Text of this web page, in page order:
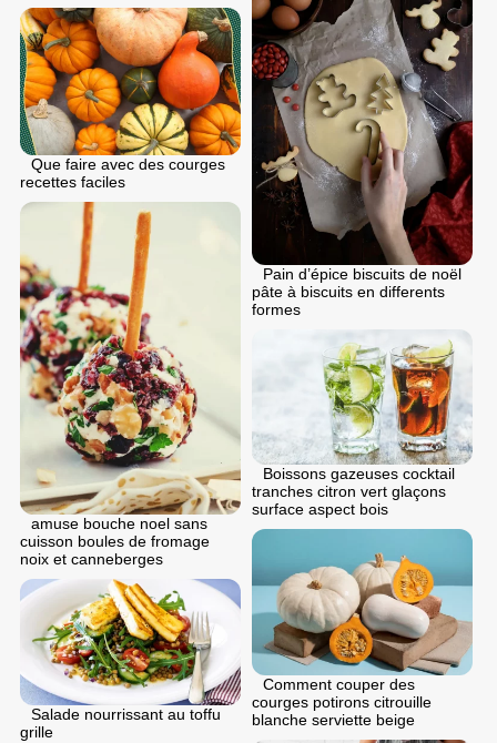
Pain d’épice biscuits de noël
pâte à biscuits en differents
formes
Que faire avec des courges
recettes faciles
аmuse bouche noel sans
cuisson boules de fromage
noix et canneberges
Boissons gazeuses cocktail
tranches citron vert glaçons
surface aspect bois
Comment couper des
courges potirons citrouille
blanche serviette beige
Salade nourrissant au toffu
grille